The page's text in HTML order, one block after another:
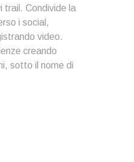
trail. Condivide la
i social,
video.
creando
sotto il nome di